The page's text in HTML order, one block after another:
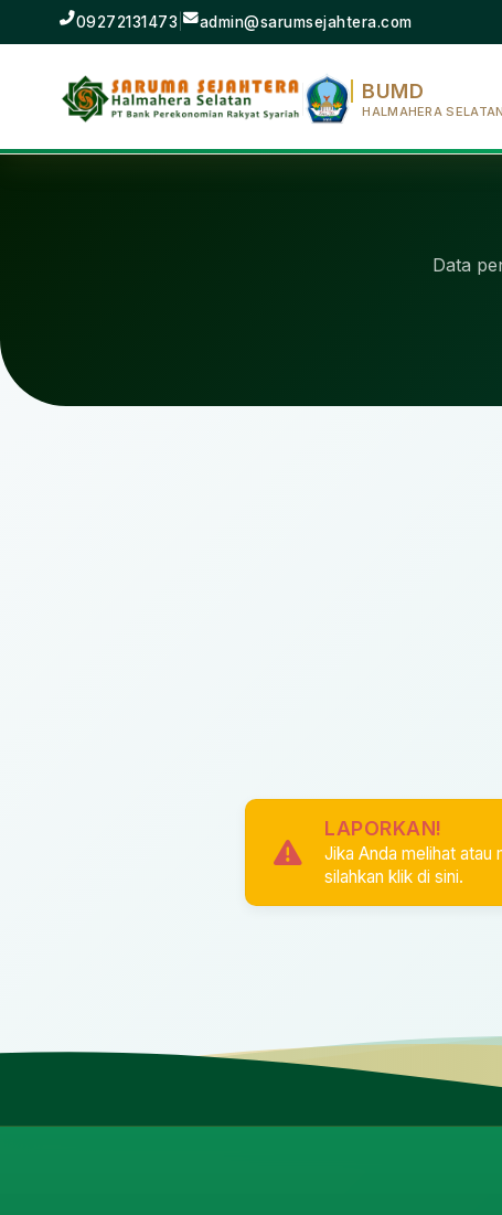
09272131473 admin@sarumsejahtera.com
BUMD
HALMAHERA SELATAN
Data
LAPORKAN!
Jika Anda melihat atau
silahkan klik di sini.